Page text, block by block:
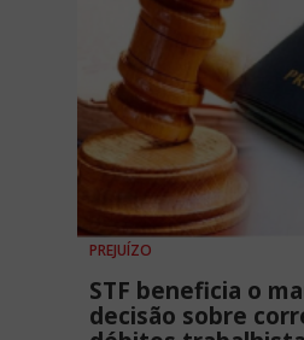
PREJUÍZO
STF beneficia o
decisão sobre